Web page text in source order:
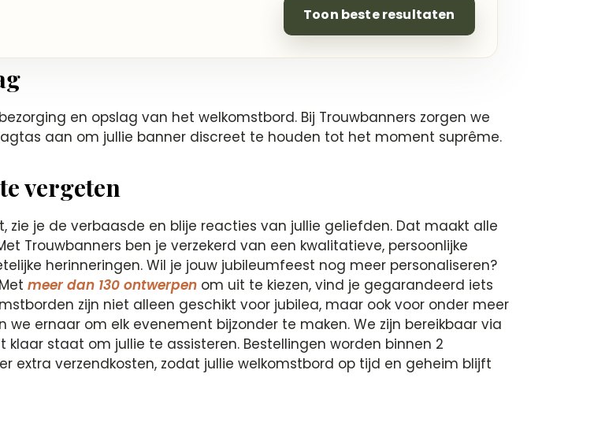
Toon beste resultaten
en opslag van het welkomstbord. Bij Trouwbanners zorgen we
aan om jullie banner discreet te houden tot het moment suprême.
vergeten
je de verbaasde en blije reacties van jullie geliefden. Dat maakt alle
Trouwbanners ben je verzekerd van een kwalitatieve, persoonlijke
herinneringen. Wil je jouw jubileumfeest nog meer personaliseren?
meer dan 130 ontwerpen om uit te kiezen, vind je gegarandeerd iets
zijn niet alleen geschikt voor jubilea, maar ook voor onder meer
we ernaar om elk evenement bijzonder te maken. We zijn bereikbaar via
staat om jullie te assisteren. Bestellingen worden binnen 2
extra verzendkosten, zodat jullie welkomstbord op tijd en geheim blijft